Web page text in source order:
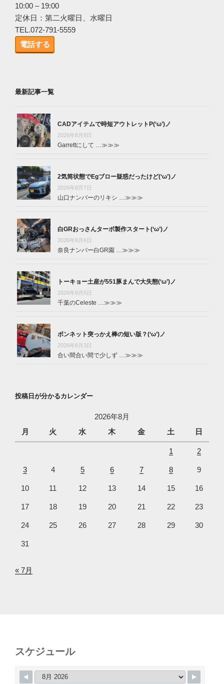
10:00 – 19:00
定休日：第二火曜日、水曜日
TEL.072-791-5559
電話する
最新記事一覧
CADアイテムで時短アウトレットP(‘ω’)ノ
2026年8月8日
Garrettにして … ≫≫≫
2気筒状態でEgブロー疑惑だったけど(‘ω’)ノ
2026年8月7日
山口ナンバーのリキシ … ≫≫≫
白GRおっさんターボ製作スタート(‘ω’)ノ
2026年8月6日
奈良ナンバー白GR園 … ≫≫≫
トーキョー土産が551豚まんで大失態(‘ω’)ノ
2026年8月5日
千葉のCeleste … ≫≫≫
ボンネット突っかえ棒の短い版？(‘ω’)ノ
2026年8月3日
合い間合い間で少しず … ≫≫≫
投稿日が分かるカレンダー
2026年8月
月
火 水 木 金 土 日
1 2
3 4 5 6 7 8 9
10 11 12 13 14 15 16
17 18 19 20 21 22 23
24 25 26 27 28 29 30
31
« 7月
スケジュール